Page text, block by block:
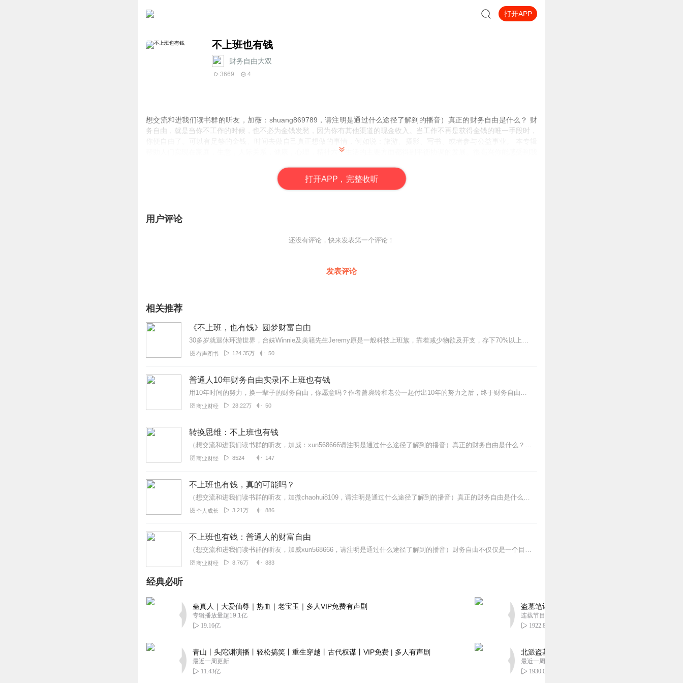
打开APP
不上班也有钱
财务自由大双
3669 4
想交流和进我们读书群的听友，加薇：shuang869789，请注明是通过什么途径了解到的播音）真正的财务自由是什么？ 财
务自由，就是当你不工作的时候，也不必为金钱发愁，因为你有其他渠道的现金收入。当工作不再是获得金钱的唯一手段时，
帮助人们实现在家庭，生意，人际关系，健康，心理，精神六个生活的主要方面都得到平衡协调的发展。很高兴你能感受到我
打开APP，完整收听
用户评论
还没有评论，快来发表第一个评论！
发表评论
相关推荐
《不上班，也有钱》圆梦财富自由
30多岁就退休环游世界，台妹Winnie及美籍先生Jeremy原是一般科技上班族，靠着减少物欲及开支，存下70%以上的收入，实现提早退休的梦想，看似不可能的圆梦...
有声图书 124.35万 50
普通人10年财务自由实录|不上班也有钱
用10年时间的努力，换一辈子的财务自由，你愿意吗？作者曾琬铃和老公一起付出10年的努力之后，终于财务自由，开启一种与众不同的人生。他们都是普通的上班族，那是怎么...
商业财经 28.22万 50
转换思维：不上班也有钱
（想交流和进我们读书群的听友，加威：xun568666请注明是通过什么途径了解到的播音）真正的财务自由是什么？财务自由，就是当你不工作的时候，也不必为金钱发...
商业财经 8524 147
不上班也有钱，真的可能吗？
（想交流和进我们读书群的听友，加微chaohui8109，请注明是通过什么途径了解到的播音）真正的财务自由是什么？财务自由，就是当你不工作的时候，也不必为金钱发...
个人成长 3.21万 886
不上班也有钱：普通人的财富自由
（想交流和进我们读书群的听友，加威xun568666，请注明是通过什么途径了解到的播音）财务自由不仅仅是一个目标，它是一种观念，更是一粒种子。...
商业财经 8.76万 883
经典必听
蛊真人｜大爱仙尊｜热血｜老宝玉｜多人VIP免费有声剧
专辑播放量超19.1亿
19.16亿
青山丨头陀渊演播丨轻松搞笑丨重生穿越丨古代权谋丨VIP免费 | 多人有声剧
最近一周更新
11.43亿
盗墓笔记 全8部丨豪华CV版丨苏尚卿&边江 领衔
连载节目超七百集
1922.83万
北派盗墓笔记丨头陀渊出品丨悬疑灵异丨摸金校尉
最近一周更新
1930.09万